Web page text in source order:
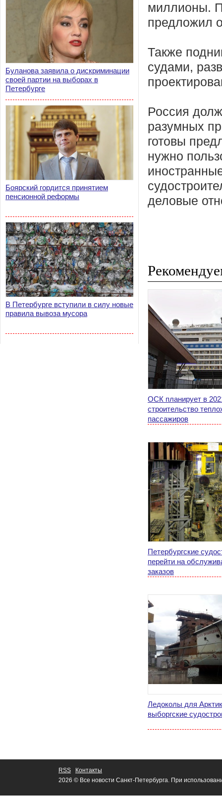
Буланова заявила о дискриминации
своей партии на выборах в
Петербурге
Боярский гордится принятием
пенсионной реформы
В Петербурге вступили в силу новые
правила вывоза мусора
миллионы.
предложил
Также
судами,
Россия
разумных
готовы
нужно
деловые
ОСК планирует в
строительство
пассажиров
Петербургские
перейти на
заказов
Ледоколы для
выборгские
RSS
Контакты
2026 © Все новости Санкт-Петербурга. При